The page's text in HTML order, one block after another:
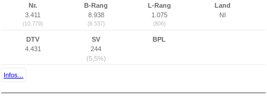
Nr.
3.411
(10.779)
B-Rang
8.938
(6.537)
L-Rang
1.075
(806)
Land
NI
DTV
4.431
SV
244
(5,5%)
BPL
Infos...